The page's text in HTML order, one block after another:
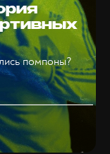
помпоны?